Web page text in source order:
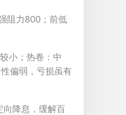
阻力800；前低
小；热卷：中
偏弱，亏损虽有
降息，缓解百